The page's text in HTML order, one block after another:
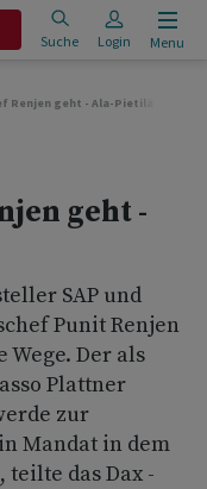
Suche Login Menu
Renjen geht - Ala-Pietilä kommt
geht -
SAP und
Punit Renjen
Der als
Plattner
zur
Mandat in dem
das Dax -